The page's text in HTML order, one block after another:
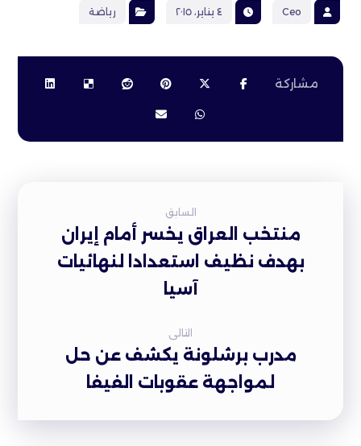
Ceo ٤ يناير، ٢٠١٥ رياضة
السابق
منتخب العراق يخسر أمام إيران
بهدف نظيف استعدادا لنهائيات
آسيا
التالى
مدرب برشلونة يكشف عن حل
لمواجهة عقوبات الفيفا